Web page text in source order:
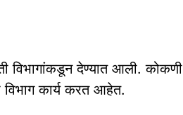
विभागांकडून देण्यात आली. कोकणी
विभाग कार्य करत आहेत.